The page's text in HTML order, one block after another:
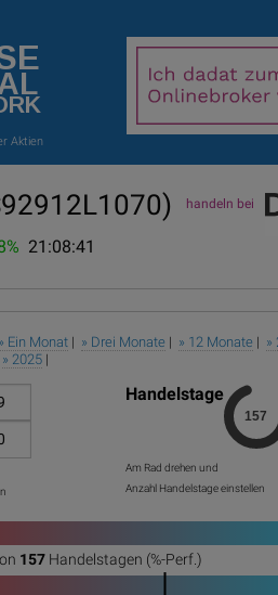
Aktien
handeln bei
21:08:41
» Ein Monat | » Drei Monate | » 12 Monate | »
» 2025 |
Handelstage
Am Rad drehen und
Anzahl Handelstage einstellen
60
157 Handelstagen (%-Perf.)